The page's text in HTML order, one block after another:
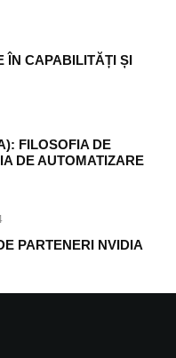
ÎN CAPABILITĂȚI ȘI
FILOSOFIA DE
DE AUTOMATIZARE
PARTENERI NVIDIA